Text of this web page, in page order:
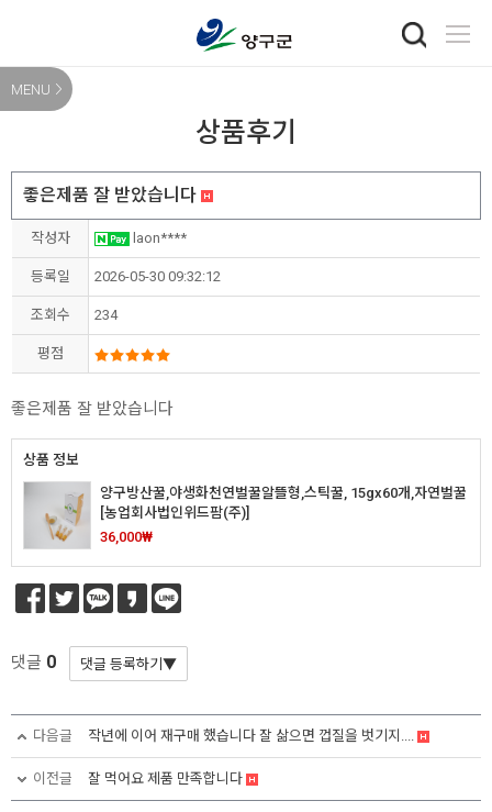
MENU
상품후기
좋은제품 잘 받았습니다
작성자 laon****
등록일 2026-05-30 09:32:12
조회수 234
평점
좋은제품 잘 받았습니다
상품 정보
양구방산꿀,야생화천연벌꿀알뜰형,스틱꿀, 15gx60개,자연벌꿀
[농업회사법인위드팜(주)]
36,000₩
댓글 0
다음글 작년에 이어 재구매 했습니다 잘 삶으면 껍질을 벗기지....
이전글 잘 먹어요 제품 만족합니다